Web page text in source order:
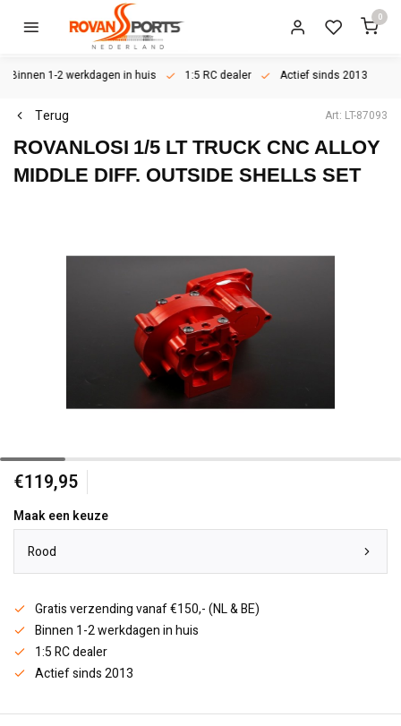
0
Binnen 1-2 werkdagen in huis 1:5 RC dealer Actief sinds 2013
Terug Art: LT-87093
ROVANLOSI 1/5 LT TRUCK CNC ALLOY
MIDDLE DIFF. OUTSIDE SHELLS SET
€119,95
Maak een keuze
Rood
Gratis verzending vanaf €150,- (NL & BE)
Binnen 1-2 werkdagen in huis
1:5 RC dealer
Actief sinds 2013